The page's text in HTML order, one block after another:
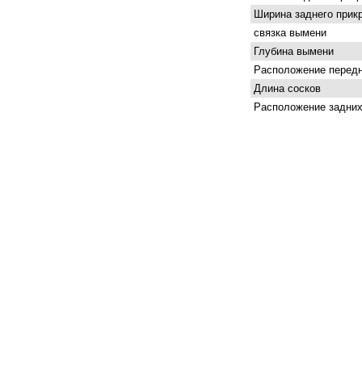
Ширина заднего
связка вымени
Глубина вымени
Расположение
Длина сосков
Расположение